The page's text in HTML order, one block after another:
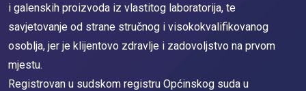
i galenskih proizvoda iz vlastitog laboratorija, te
savjetovanje od strane stručnog i visokokvalifikovanog
osoblja, jer je klijentovo zdravlje i zadovoljstvo na prvom
mjestu.
Registrovan u sudskom registru Općinskog suda u